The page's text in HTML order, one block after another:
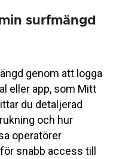
surfmängd
genom att logga
eller app, som Mitt
du detaljerad
och hur
operatörer
snabb access till